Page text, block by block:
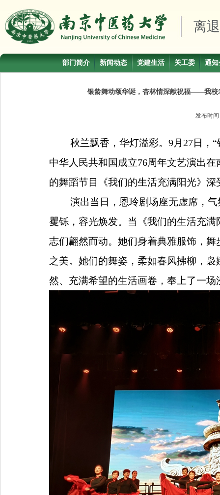
离
部门简介 新闻动态 党建生活 关工委 通知
银龄舞动颂华诞，杏林情深献祝福——我校
发布时
秋兰飘香，华灯溢彩。 9月 27日，
中华人民共和国成立76周年文艺演出
的舞蹈节目《我们的生活充满阳光》
演出当日，恩玲剧场座无虚席，
矍铄，容光焕发。当《我们的生活充
志们翩然而动。她们身着典雅服饰，
之美。她们的舞姿，柔如春风拂柳，
然、充满希望的生活画卷，奉上了一